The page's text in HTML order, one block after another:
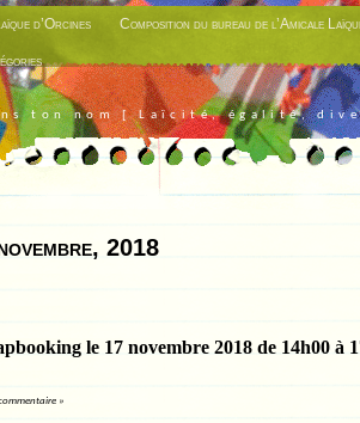
d’Orcines Composition du bureau de l’Amicale
ton nom [ Laïcité, égalité,
2018
le 17 novembre 2018 de 14h00 à
»